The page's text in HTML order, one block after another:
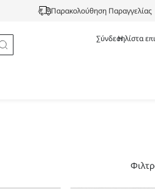
Παρακολούθηση Παραγγελίας
ΣύνδεσηΗ λίστα